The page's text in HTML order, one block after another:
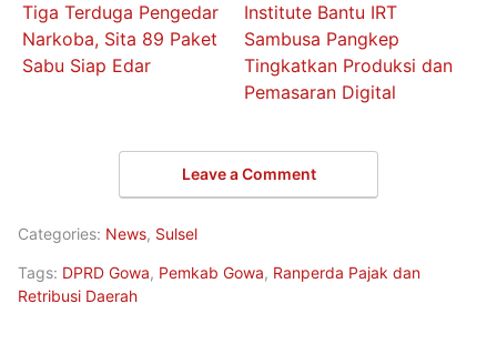
Tiga Terduga Pengedar
Narkoba, Sita 89 Paket
Sabu Siap Edar
Institute Bantu IRT
Sambusa Pangkep
Tingkatkan Produksi dan
Pemasaran Digital
Leave a Comment
Categories: News, Sulsel
Tags: DPRD Gowa, Pemkab Gowa, Ranperda Pajak dan
Retribusi Daerah